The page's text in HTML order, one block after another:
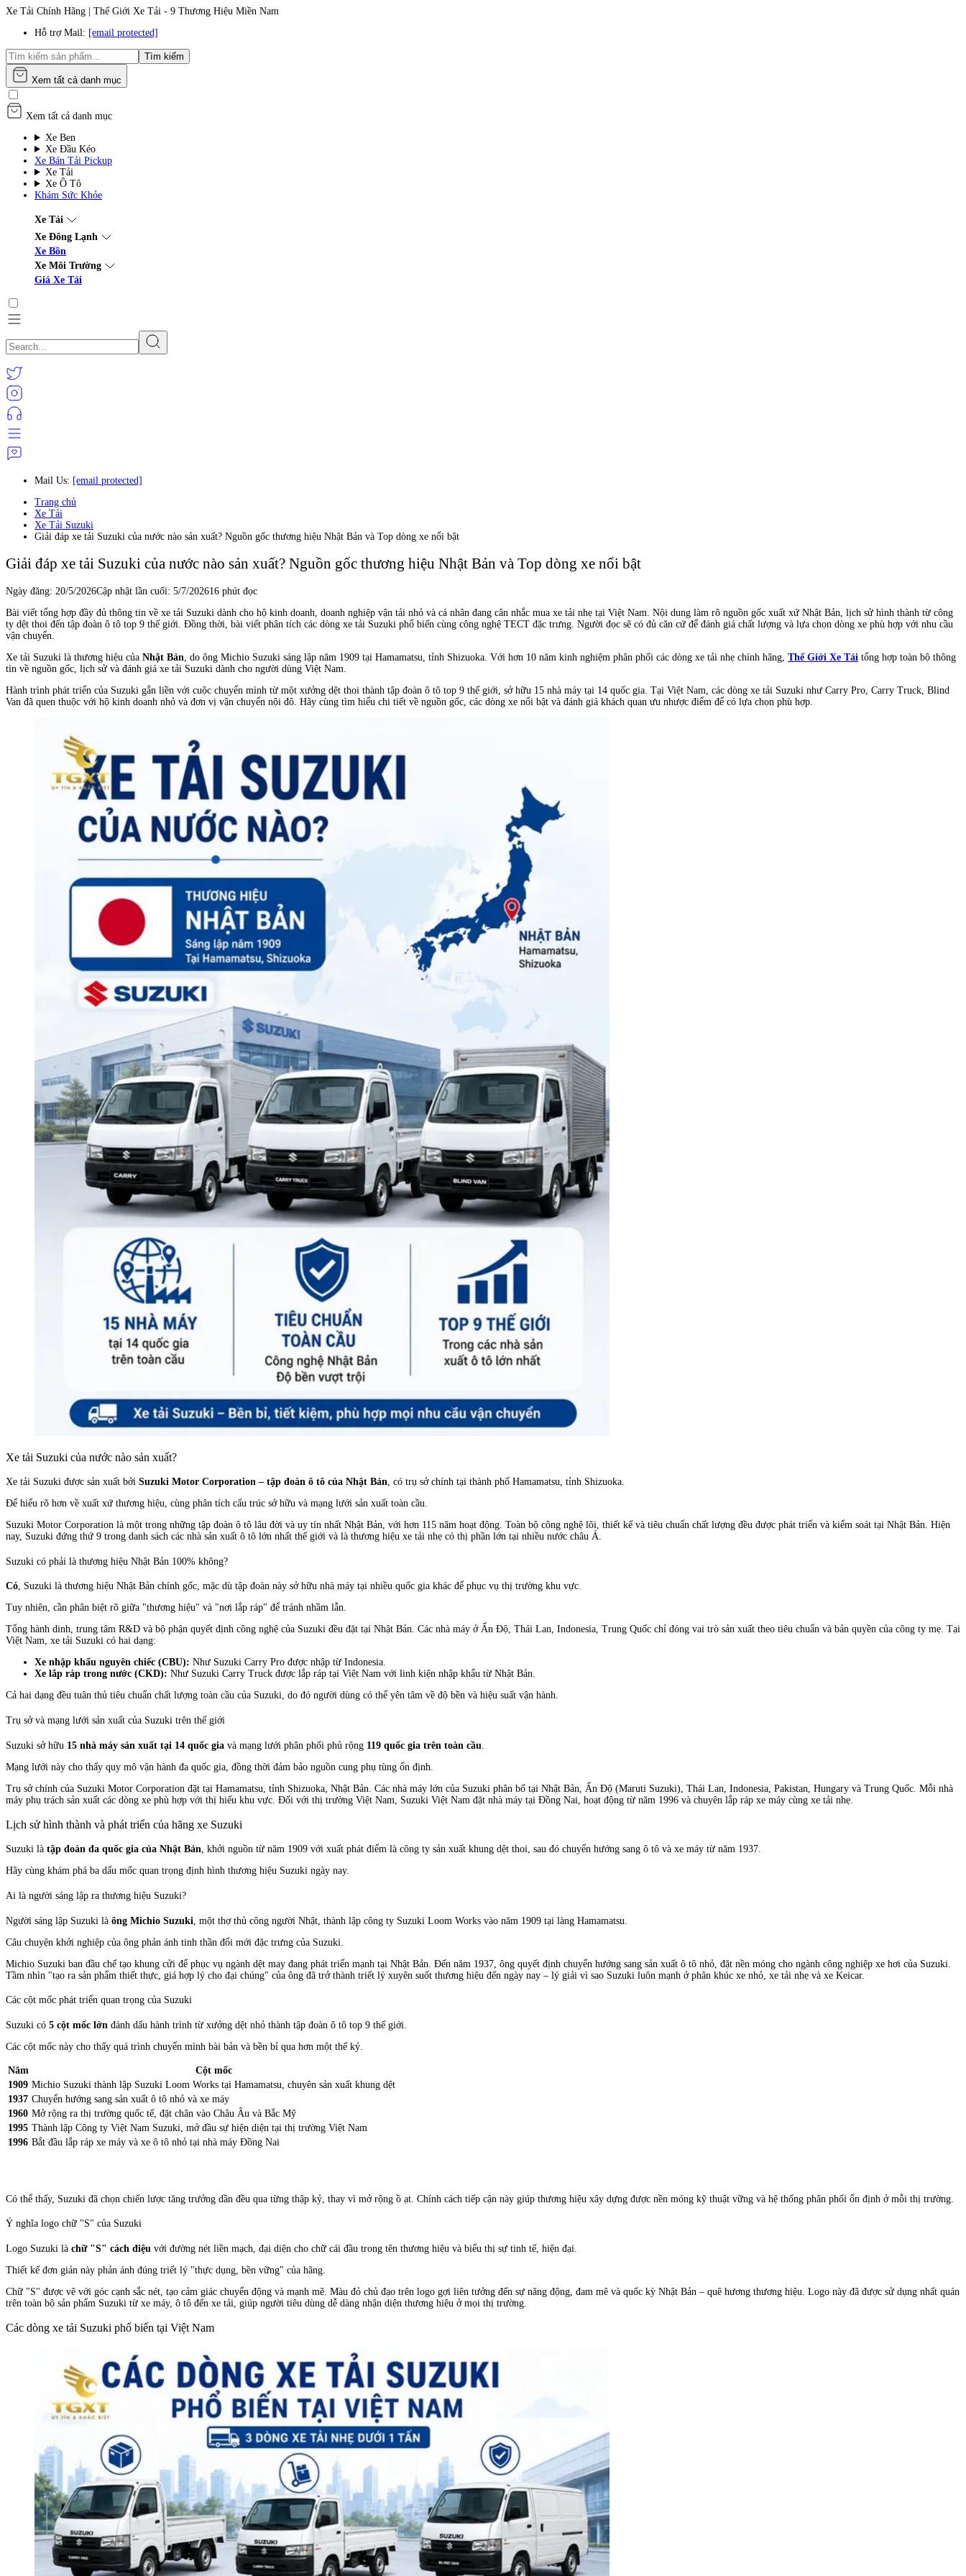
Xe Tải Chính Hãng | Thế Giới Xe Tải - 9 Thương Hiệu Miền Nam
Hỗ trợ Mail: [email protected]
Tìm kiếm
Xem tất cả danh mục
Xem tất cả danh mục
Xe Ben
Xe Đầu Kéo
Xe Bán Tải Pickup
Xe Tải
Xe Ô Tô
Khám Sức Khỏe
Xe Tải
Xe Đông Lạnh
Xe Bồn
Xe Môi Trường
Giá Xe Tải
Mail Us: [email protected]
Trang chủ
Xe Tải
Xe Tải Suzuki
Giải đáp xe tải Suzuki của nước nào sản xuất? Nguồn gốc thương hiệu Nhật Bản và Top dòng xe nổi bật
Giải đáp xe tải Suzuki của nước nào sản xuất? Nguồn gốc thương hiệu Nhật Bản và Top dòng xe nổi bật
Ngày đăng: 20/5/2026Cập nhật lần cuối: 5/7/202616 phút đọc
Bài viết tổng hợp đầy đủ thông tin về xe tải Suzuki dành cho hộ kinh doanh, doanh nghiệp vận tải nhỏ và cá nhân đang cân nhắc mua xe tải nhẹ tại Việt Nam. Nội dung làm rõ nguồn gốc xuất xứ Nhật Bản, lịch sử hình thành từ công
ty dệt thoi đến tập đoàn ô tô top 9 thế giới. Đồng thời, bài viết phân tích các dòng xe tải Suzuki phổ biến cùng công nghệ TECT đặc trưng. Người đọc sẽ có đủ căn cứ để đánh giá chất lượng và lựa chọn dòng xe phù hợp với nhu cầu
vận chuyển.
Xe tải Suzuki là thương hiệu của Nhật Bản , do ông Michio Suzuki sáng lập năm 1909 tại Hamamatsu, tỉnh Shizuoka. Với hơn 10 năm kinh nghiệm phân phối các dòng xe tải nhẹ chính hãng, Thế Giới Xe Tải tổng hợp toàn bộ thông
tin về nguồn gốc, lịch sử và đánh giá xe tải Suzuki dành cho người dùng Việt Nam.
Hành trình phát triển của Suzuki gắn liền với cuộc chuyển mình từ một xưởng dệt thoi thành tập đoàn ô tô top 9 thế giới, sở hữu 15 nhà máy tại 14 quốc gia. Tại Việt Nam, các dòng xe tải Suzuki như Carry Pro, Carry Truck, Blind
Van đã quen thuộc với hộ kinh doanh nhỏ và đơn vị vận chuyển nội đô. Hãy cùng tìm hiểu chi tiết về nguồn gốc, các dòng xe nổi bật và đánh giá khách quan ưu nhược điểm để có lựa chọn phù hợp.
Xe tải Suzuki của nước nào sản xuất?
Xe tải Suzuki được sản xuất bởi Suzuki Motor Corporation – tập đoàn ô tô của Nhật Bản, có trụ sở chính tại thành phố Hamamatsu, tỉnh Shizuoka.
Để hiểu rõ hơn về xuất xứ thương hiệu, cùng phân tích cấu trúc sở hữu và mạng lưới sản xuất toàn cầu.
Suzuki Motor Corporation là một trong những tập đoàn ô tô lâu đời và uy tín nhất Nhật Bản, với hơn 115 năm hoạt động. Toàn bộ công nghệ lõi, thiết kế và tiêu chuẩn chất lượng đều được phát triển và kiểm soát tại Nhật Bản. Hiện
nay, Suzuki đứng thứ 9 trong danh sách các nhà sản xuất ô tô lớn nhất thế giới và là thương hiệu xe tải nhẹ có thị phần lớn tại nhiều nước châu Á.
Suzuki có phải là thương hiệu Nhật Bản 100% không?
Có, Suzuki là thương hiệu Nhật Bản chính gốc, mặc dù tập đoàn này sở hữu nhà máy tại nhiều quốc gia khác để phục vụ thị trường khu vực.
Tuy nhiên, cần phân biệt rõ giữa "thương hiệu" và "nơi lắp ráp" để tránh nhầm lẫn.
Tổng hành dinh, trung tâm R&D và bộ phận quyết định công nghệ của Suzuki đều đặt tại Nhật Bản. Các nhà máy ở Ấn Độ, Thái Lan, Indonesia, Trung Quốc chỉ đóng vai trò sản xuất theo tiêu chuẩn và bản quyền của công ty mẹ. Tại
Việt Nam, xe tải Suzuki có hai dạng:
Xe nhập khẩu nguyên chiếc (CBU): Như Suzuki Carry Pro được nhập từ Indonesia.
Xe lắp ráp trong nước (CKD): Như Suzuki Carry Truck được lắp ráp tại Việt Nam với linh kiện nhập khẩu từ Nhật Bản.
Cả hai dạng đều tuân thủ tiêu chuẩn chất lượng toàn cầu của Suzuki, do đó người dùng có thể yên tâm về độ bền và hiệu suất vận hành.
Trụ sở và mạng lưới sản xuất của Suzuki trên thế giới
Suzuki sở hữu 15 nhà máy sản xuất tại 14 quốc gia và mạng lưới phân phối phủ rộng 119 quốc gia trên toàn cầu
Mạng lưới này cho thấy quy mô vận hành đa quốc gia, đồng thời đảm bảo nguồn cung phụ tùng ổn định.
Trụ sở chính của Suzuki Motor Corporation đặt tại Hamamatsu, tỉnh Shizuoka, Nhật Bản. Các nhà máy lớn của Suzuki phân bố tại Nhật Bản, Ấn Độ (Maruti Suzuki), Thái Lan, Indonesia, Pakistan, Hungary và Trung Quốc. Mỗi nhà
máy phụ trách sản xuất các dòng xe phù hợp với thị hiếu khu vực. Đối với thị trường Việt Nam, Suzuki Việt Nam đặt nhà máy tại Đồng Nai, hoạt động từ năm 1996 và chuyên lắp ráp xe máy cùng xe tải nhẹ.
Lịch sử hình thành và phát triển của hãng xe Suzuki
Suzuki là tập đoàn đa quốc gia của Nhật Bản, khởi nguồn từ năm 1909 với xuất phát điểm là công ty sản xuất khung dệt thoi, sau đó chuyển hướng sang ô tô và xe máy từ năm 1937.
Hãy cùng khám phá ba dấu mốc quan trọng định hình thương hiệu Suzuki ngày nay.
Ai là người sáng lập ra thương hiệu Suzuki?
Người sáng lập Suzuki là ông Michio Suzuki , một thợ thủ công người Nhật, thành lập công ty Suzuki Loom Works vào năm 1909 tại làng Hamamatsu.
Câu chuyện khởi nghiệp của ông phản ánh tinh thần đổi mới đặc trưng của Suzuki.
Michio Suzuki ban đầu chế tạo khung cửi để phục vụ ngành dệt may đang phát triển mạnh tại Nhật Bản. Đến năm 1937, ông quyết định chuyển hướng sang sản xuất ô tô nhỏ, đặt nền móng cho ngành công nghiệp xe hơi của Suzuki.
Tầm nhìn "tạo ra sản phẩm thiết thực, giá hợp lý cho đại chúng" của ông đã trở thành triết lý xuyên suốt thương hiệu đến ngày nay – lý giải vì sao Suzuki luôn mạnh ở phân khúc xe nhỏ, xe tải nhẹ và xe Keicar.
Các cột mốc phát triển quan trọng của Suzuki
Suzuki có 5 cột mốc lớn đánh dấu hành trình từ xưởng dệt nhỏ thành tập đoàn ô tô top 9 thế giới.
Các cột mốc này cho thấy quá trình chuyển mình bài bản và bền bỉ qua hơn một thế kỷ.
Năm
Cột mốc
1909 Michio Suzuki thành lập Suzuki Loom Works tại Hamamatsu, chuyên sản xuất khung dệt
1937 Chuyển hướng sang sản xuất ô tô nhỏ và xe máy
1960 Mở rộng ra thị trường quốc tế, đặt chân vào Châu Âu và Bắc Mỹ
1995 Thành lập Công ty Việt Nam Suzuki, mở đầu sự hiện diện tại thị trường Việt Nam
1996 Bắt đầu lắp ráp xe máy và xe ô tô nhỏ tại nhà máy Đồng Nai
Có thể thấy, Suzuki đã chọn chiến lược tăng trưởng dần đều qua từng thập kỷ, thay vì mở rộng ồ ạt. Chính cách tiếp cận này giúp thương hiệu xây dựng được nền móng kỹ thuật vững và hệ thống phân phối ổn định ở mỗi thị trường.
Ý nghĩa logo chữ "S" của Suzuki
Logo Suzuki là chữ "S" cách điệu với đường nét liền mạch, đại diện cho chữ cái đầu trong tên thương hiệu và biểu thị sự tinh tế, hiện đại.
Thiết kế đơn giản này phản ánh đúng triết lý "thực dụng, bền vững" của hãng.
Chữ "S" được vẽ với góc cạnh sắc nét, tạo cảm giác chuyển động và mạnh mẽ. Màu đỏ chủ đạo trên logo gợi liên tưởng đến sự năng động, đam mê và quốc kỳ Nhật Bản – quê hương thương hiệu. Logo này đã được sử dụng nhất quán
trên toàn bộ sản phẩm Suzuki từ xe máy, ô tô đến xe tải, giúp người tiêu dùng dễ dàng nhận diện thương hiệu ở mọi thị trường.
Các dòng xe tải Suzuki phổ biến tại Việt Nam